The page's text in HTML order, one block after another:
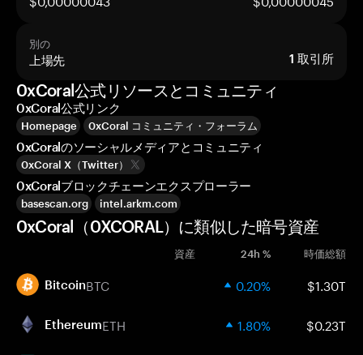
別の
上場先 1 取引所
0xCoral公式リソースとコミュニティ
0xCoral公式リンク
Homepage 0xCoral コミュニティ・フォーラム
0xCoralのソーシャルメディアとコミュニティ
0xCoral X（Twitter）
0xCoralブロックチェーンエクスプローラー
basescan.org intel.arkm.com
0xCoral（0XCORAL）に類似した暗号資産
資産 24h % 時価総額
BitcoinBTC 0.20% $1.30T
EthereumETH 1.80% $0.23T